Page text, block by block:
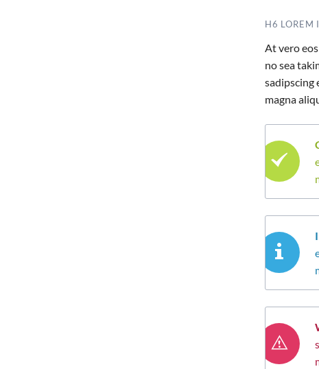
H6 LOREM
At vero
no sea
sadipscing
magna